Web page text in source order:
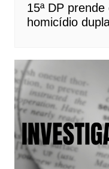
15ª DP
homicídio